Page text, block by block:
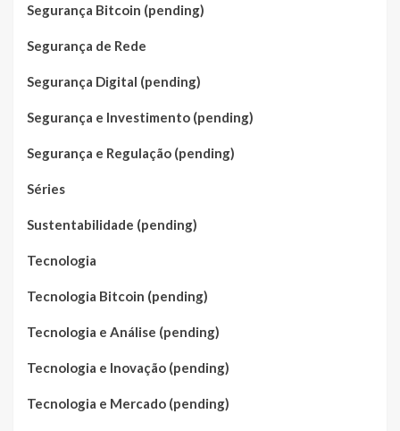
Segurança Bitcoin (pending)
Segurança de Rede
Segurança Digital (pending)
Segurança e Investimento (pending)
Segurança e Regulação (pending)
Séries
Sustentabilidade (pending)
Tecnologia
Tecnologia Bitcoin (pending)
Tecnologia e Análise (pending)
Tecnologia e Inovação (pending)
Tecnologia e Mercado (pending)